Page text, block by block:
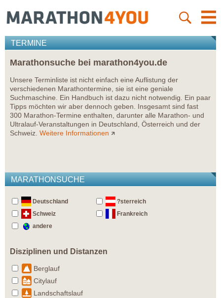
TERMINE
Marathonsuche bei marathon4you.de
Unsere Terminliste ist nicht einfach eine Auflistung der
verschiedenen Marathontermine, sie ist eine geniale
Suchmaschine. Ein Handbuch ist dazu nicht notwendig. Ein paar
Tipps möchten wir aber dennoch geben. Insgesamt sind fast
300 Marathon-Termine enthalten, darunter alle Marathon- und
Ultralauf-Veranstaltungen in Deutschland, Österreich und der
Schweiz. Weitere Informationen
MARATHONSUCHE
Deutschland
?sterreich
Schweiz
Frankreich
andere
Disziplinen und Distanzen
Berglauf
Citylauf
Landschaftslauf